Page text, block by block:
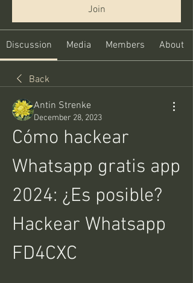
Join
Discussion Media Members About
Back
Antin Strenke
December 28, 2023
Cómo hackear
Whatsapp gratis app
2024: ¿Es posible?
Hackear Whatsapp
FD4CXC